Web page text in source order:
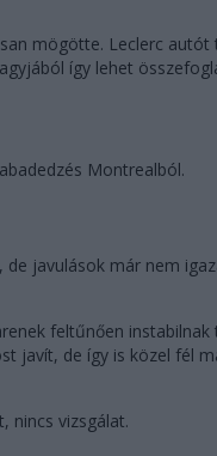
mögötte. Leclerc
így lehet
Montrealból.
de javulások már nem
feltűnően
javít, de így is közel fél
nincs vizsgálat.